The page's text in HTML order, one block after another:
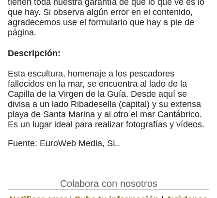
que hay. Si observa algún error en el contenido,
agradecemos use el formulario que hay a pie de
página.
Descripción:
Esta escultura, homenaje a los pescadores
fallecidos en la mar, se encuentra al lado de la
Capilla de la Virgen de la Guía. Desde aquí se
divisa a un lado Ribadesella (capital) y su extensa
playa de Santa Marina y al otro el mar Cantábrico.
Es un lugar ideal para realizar fotografías y vídeos.
Fuente: EuroWeb Media, SL.
Colabora con nosotros